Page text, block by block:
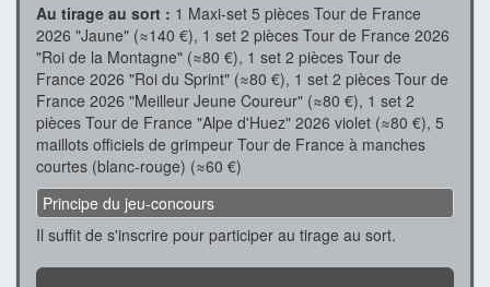
Au tirage au sort : 1 Maxi-set 5 pièces Tour de France
2026 "Jaune" (≈140 €), 1 set 2 pièces Tour de France 2026
"Roi de la Montagne" (≈80 €), 1 set 2 pièces Tour de
France 2026 "Roi du Sprint" (≈80 €), 1 set 2 pièces Tour de
France 2026 "Meilleur Jeune Coureur" (≈80 €), 1 set 2
pièces Tour de France "Alpe d'Huez" 2026 violet (≈80 €), 5
maillots officiels de grimpeur Tour de France à manches
courtes (blanc-rouge) (≈60 €)
Principe du jeu-concours
Il suffit de s'inscrire pour participer au tirage au sort.